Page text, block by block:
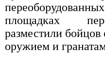
площадках
разместили
оружием и